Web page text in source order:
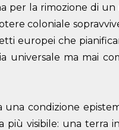
per la rimozione di un
coloniale
europei che
universale ma mai
condizione
più visibile: una terra